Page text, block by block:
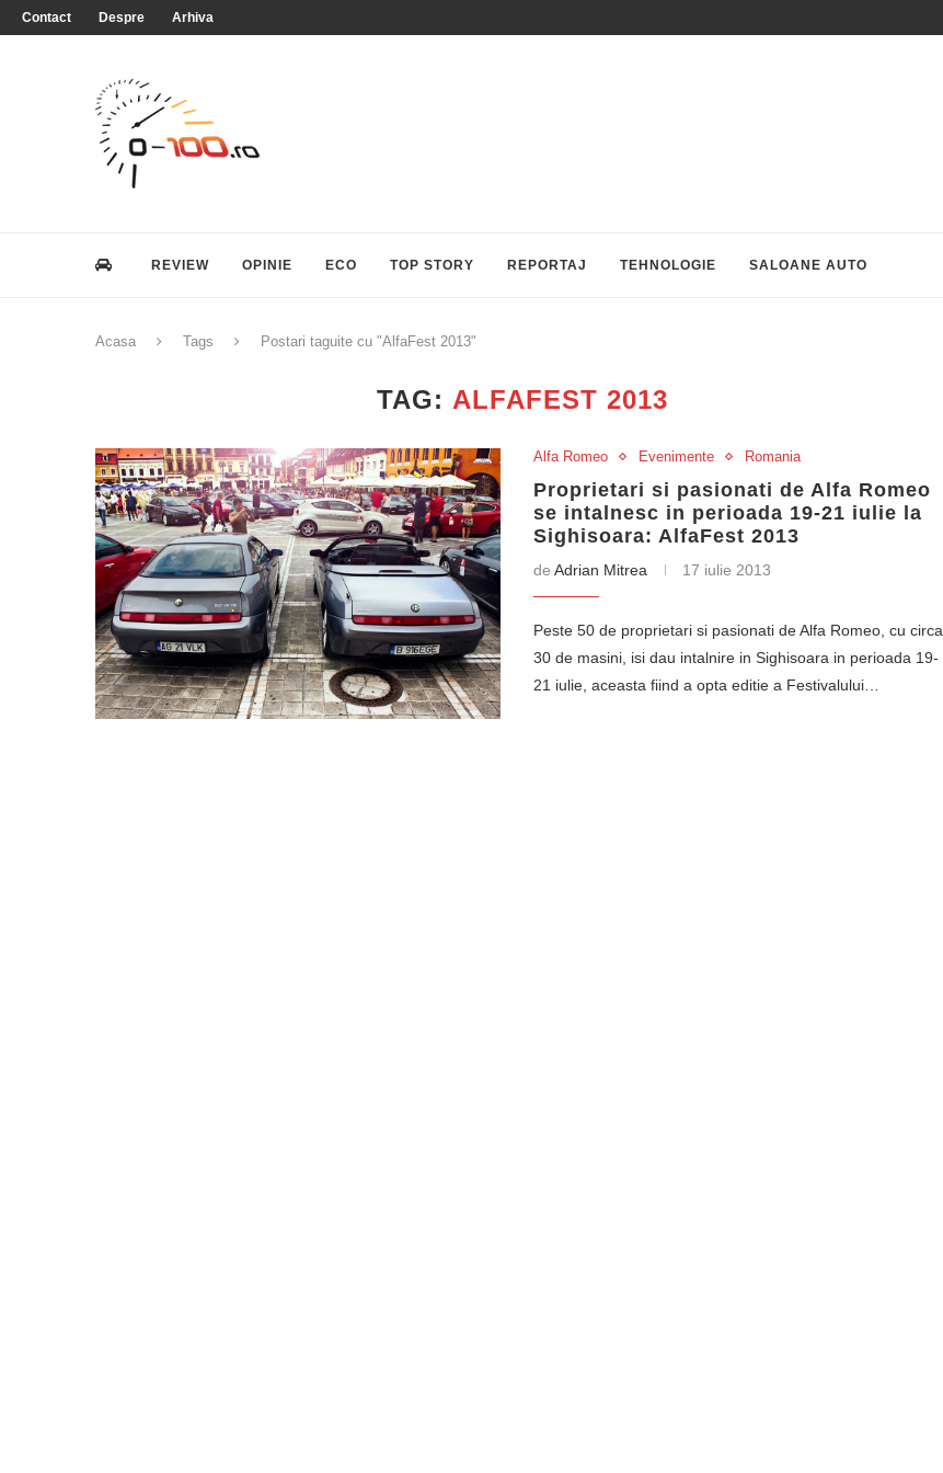
Contact Despre Arhiva
REVIEW OPINIE ECO TOP STORY REPORTAJ TEHNOLOGIE SALOANE AUTO
Acasa Tags Postari taguite cu "AlfaFest 2013"
TAG: ALFAFEST 2013
Alfa Romeo Evenimente Romania
Proprietari si pasionati de Alfa Romeo
se intalnesc in perioada 19-21 iulie la
Sighisoara: AlfaFest 2013
de Adrian Mitrea 17 iulie 2013
Peste 50 de proprietari si pasionati de Alfa Romeo, cu circa
30 de masini, isi dau intalnire in Sighisoara in perioada 19-
21 iulie, aceasta fiind a opta editie a Festivalului…